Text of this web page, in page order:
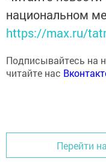
национальном
https://max.ru/
Подписывайтесь на
читайте нас
Перейти